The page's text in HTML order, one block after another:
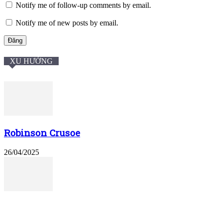
Notify me of follow-up comments by email.
Notify me of new posts by email.
XU HƯỚNG
Robinson Crusoe
26/04/2025